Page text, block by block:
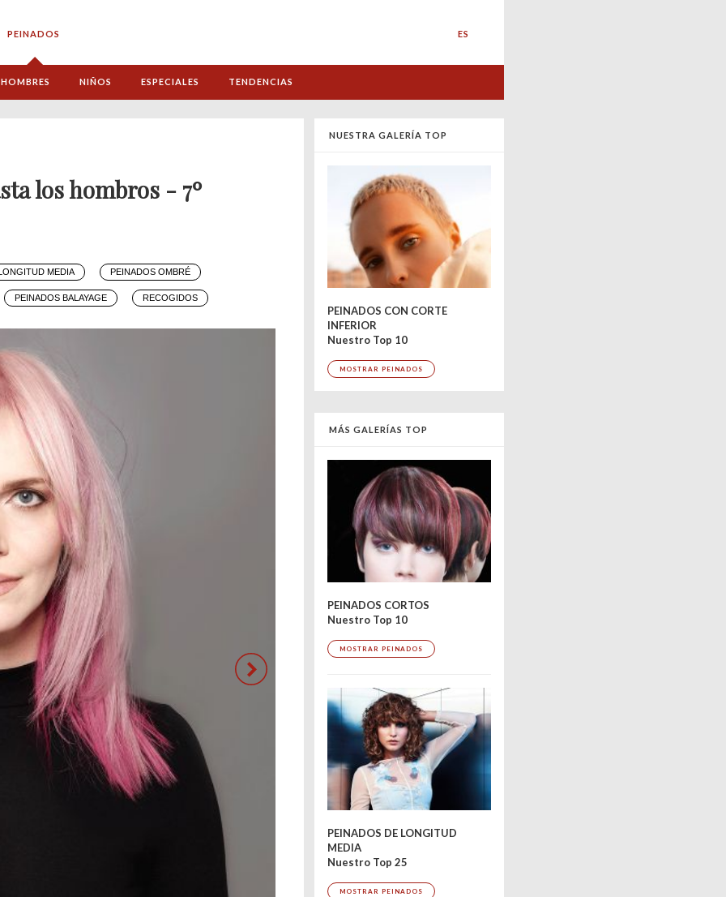
PEINADOS ES
HOMBRES NIÑOS ESPECIALES TENDENCIAS
los hombros - 7º
MEDIA PEINADOS OMBRÉ
PEINADOS BALAYAGE RECOGIDOS
NUESTRA GALERÍA TOP
PEINADOS CON CORTE
INFERIOR
Nuestro Top 10
MOSTRAR PEINADOS
MÁS GALERÍAS TOP
PEINADOS CORTOS
Nuestro Top 10
MOSTRAR PEINADOS
PEINADOS DE LONGITUD
MEDIA
Nuestro Top 25
MOSTRAR PEINADOS